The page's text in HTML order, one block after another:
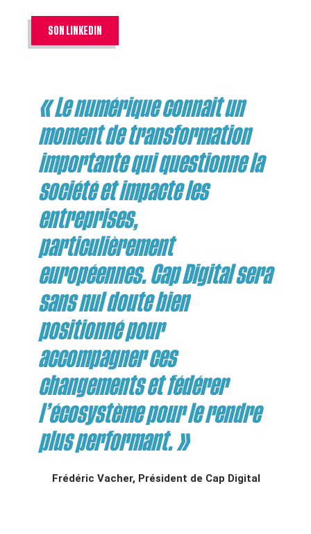
SON LINKEDIN
« Le numérique connait un
moment de transformation
importante qui questionne la
société et impacte les
entreprises,
particulièrement
européennes. Cap Digital sera
sans nul doute bien
positionné pour
accompagner ces
changements et fédérer
l’écosystème pour le rendre
plus performant. »
Frédéric Vacher, Président de Cap Digital